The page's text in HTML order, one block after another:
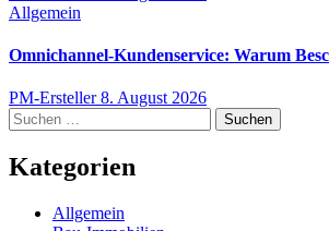
Allgemein
Omnichannel-Kundenservice: Warum
PM-Ersteller8. August 2026
Suchen
nach:
Kategorien
Allgemein